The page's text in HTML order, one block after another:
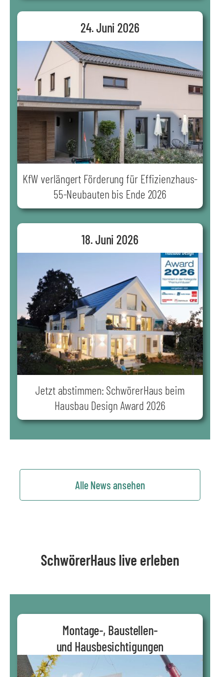
24. Juni 2026
KfW verlängert Förderung für Effizienzhaus-
55-Neubauten bis Ende 2026
18. Juni 2026
Jetzt abstimmen: SchwörerHaus beim
Hausbau Design Award 2026
Alle News ansehen
SchwörerHaus live erleben
Montage-, Baustellen-
und Hausbesichtigungen